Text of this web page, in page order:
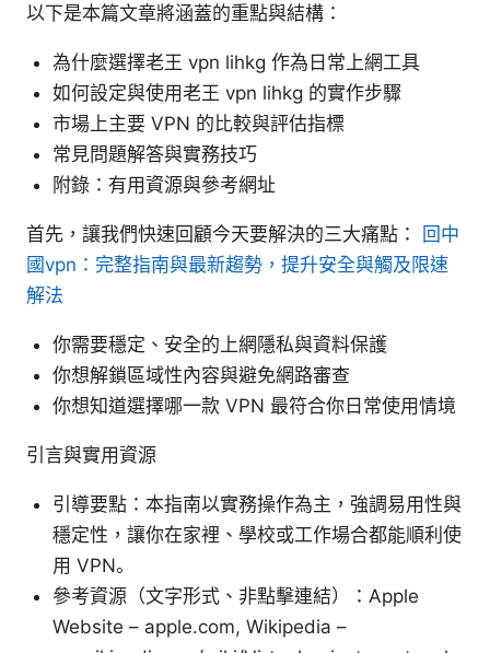
以下是本篇文章將涵蓋的重點與結構：
為什麼選擇老王 vpn lihkg 作為日常上網工具
如何設定與使用老王 vpn lihkg 的實作步驟
市場上主要 VPN 的比較與評估指標
常見問題解答與實務技巧
附錄：有用資源與參考網址
首先，讓我們快速回顧今天要解決的三大痛點： 回中
國vpn：完整指南與最新趨勢，提升安全與觸及限速
解法
你需要穩定、安全的上網隱私與資料保護
你想解鎖區域性內容與避免網路審查
你想知道選擇哪一款 VPN 最符合你日常使用情境
引言與實用資源
引導要點：本指南以實務操作為主，強調易用性與
穩定性，讓你在家裡、學校或工作場合都能順利使
用 VPN。
參考資源（文字形式、非點擊連結）：Apple
Website – apple.com, Wikipedia –